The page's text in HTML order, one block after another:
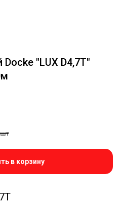
"LUX D4,7T"
в корзину